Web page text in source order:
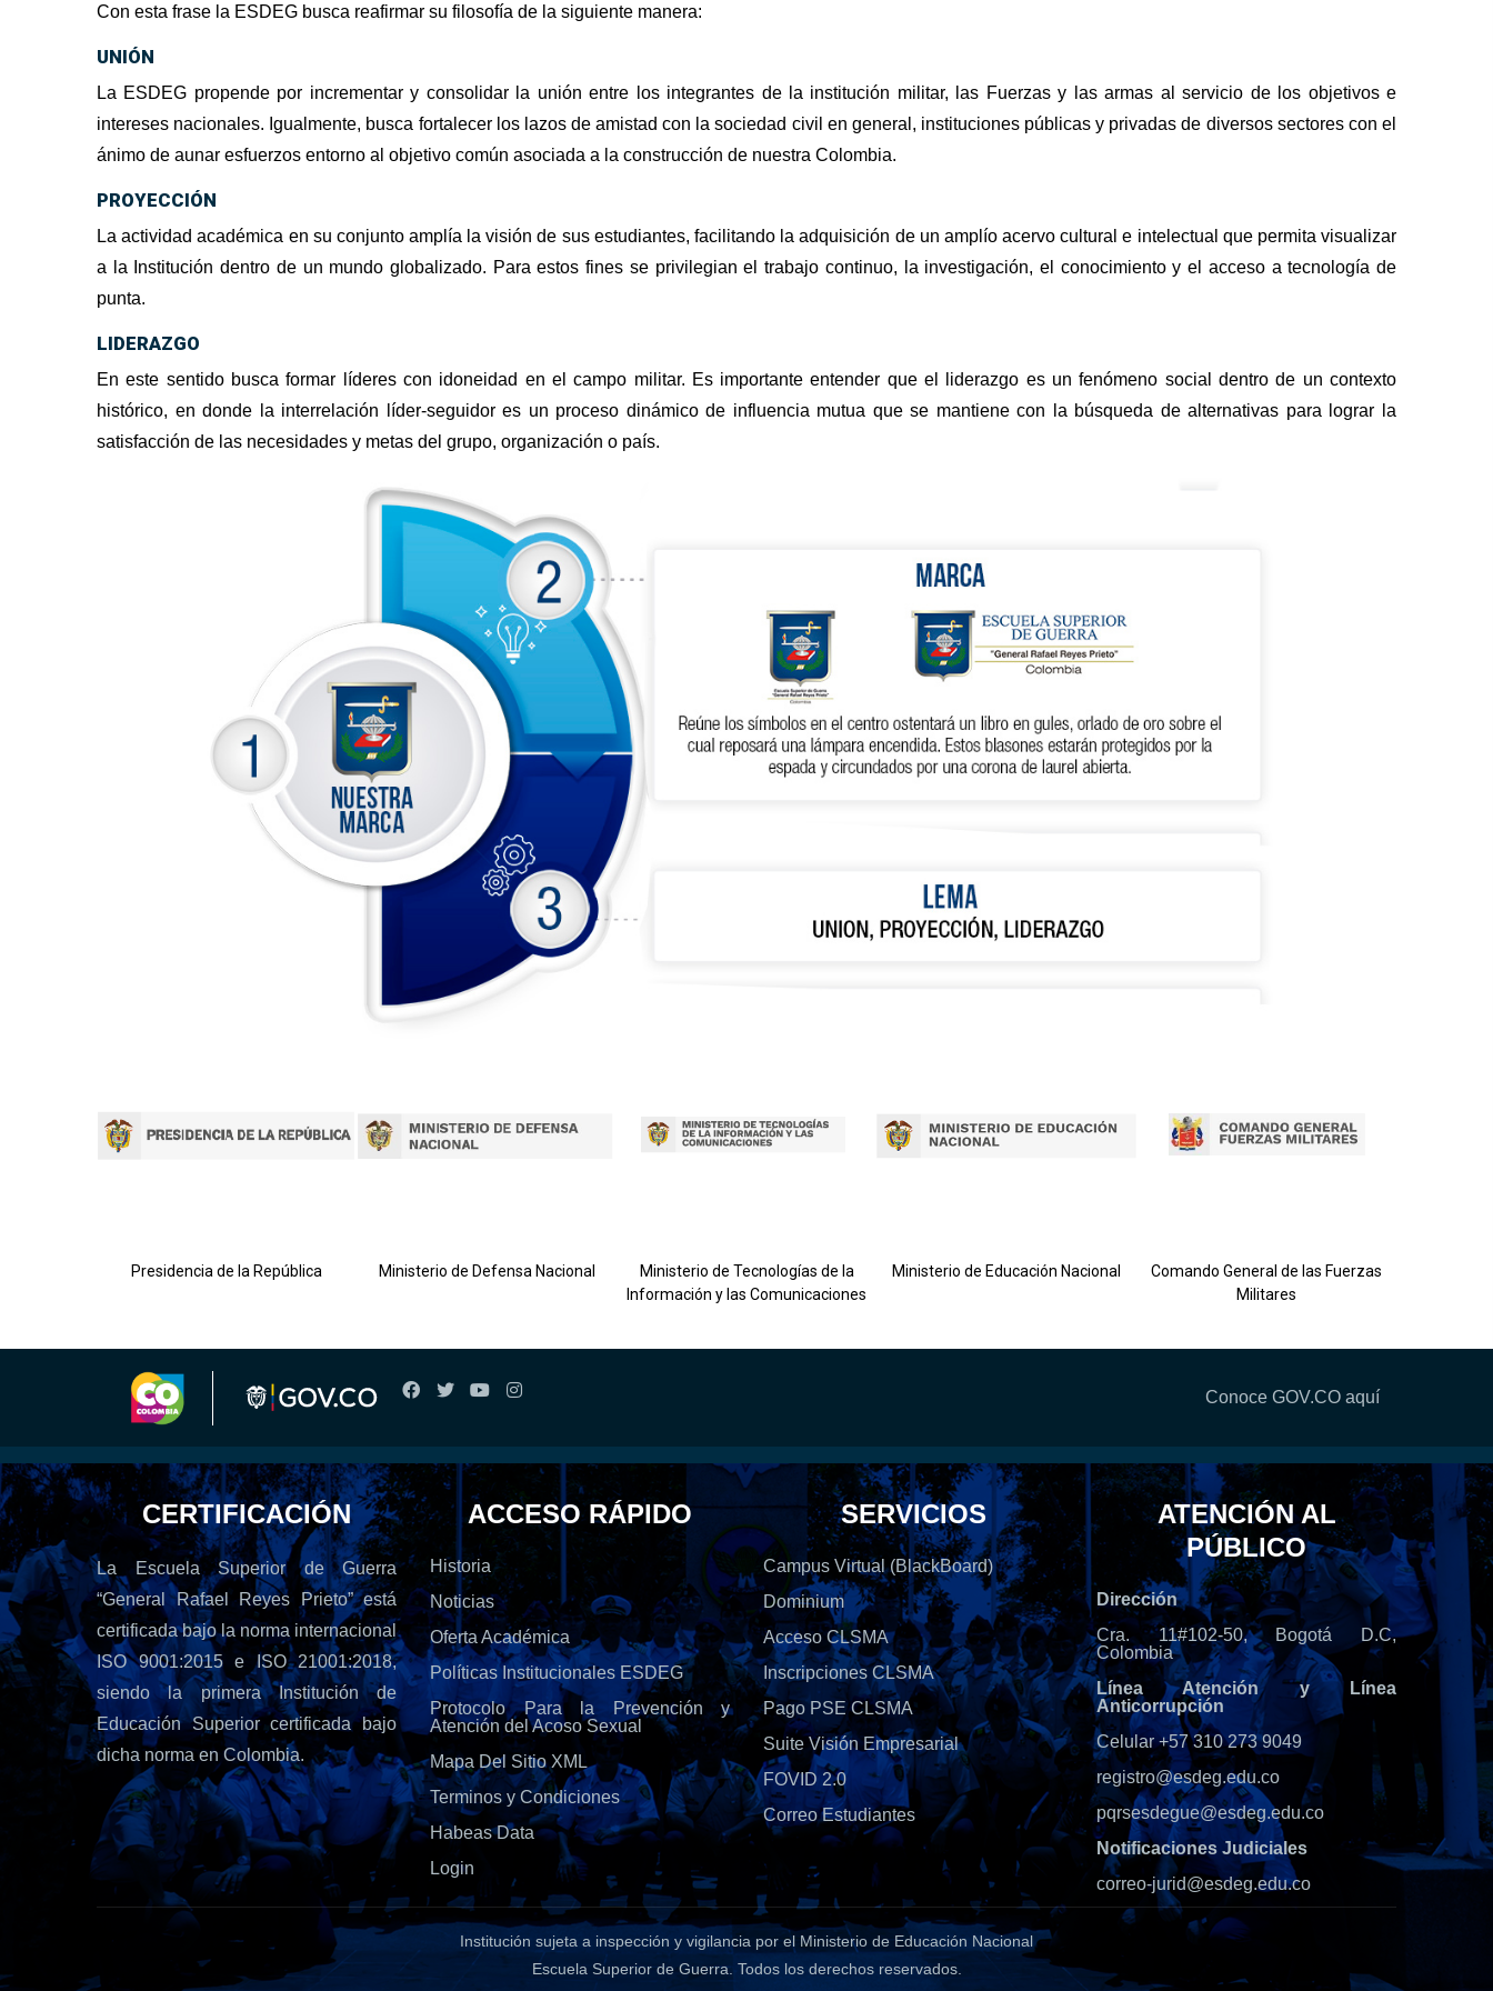
Con esta frase la ESDEG busca reafirmar su filosofía de la siguiente manera:
UNIÓN
La ESDEG propende por incrementar y consolidar la unión entre los integrantes de la institución militar, las Fuerzas y las armas al servicio de los objetivos e
intereses nacionales. Igualmente, busca fortalecer los lazos de amistad con la sociedad civil en general, instituciones públicas y privadas de diversos sectores con el
ánimo de aunar esfuerzos entorno al objetivo común asociada a la construcción de nuestra Colombia.
PROYECCIÓN
La actividad académica en su conjunto amplía la visión de sus estudiantes, facilitando la adquisición de un amplío acervo cultural e intelectual que permita visualizar
a la Institución dentro de un mundo globalizado. Para estos fines se privilegian el trabajo continuo, la investigación, el conocimiento y el acceso a tecnología de
punta.
LIDERAZGO
En este sentido busca formar líderes con idoneidad en el campo militar. Es importante entender que el liderazgo es un fenómeno social dentro de un contexto
histórico, en donde la interrelación líder-seguidor es un proceso dinámico de influencia mutua que se mantiene con la búsqueda de alternativas para lograr la
satisfacción de las necesidades y metas del grupo, organización o país.
Presidencia de la República
Ministerio de Defensa Nacional
Ministerio de Tecnologías de la
Información y las Comunicaciones
Ministerio de Educación Nacional
Comando General de las Fuerzas
Militares
Conoce GOV.CO aquí
CERTIFICACIÓN
La Escuela Superior de Guerra
“General Rafael Reyes Prieto” está
certificada bajo la norma internacional
ISO 9001:2015 e ISO 21001:2018,
siendo la primera Institución de
Educación Superior certificada bajo
dicha norma en Colombia.
ACCESO RÁPIDO
Historia
Noticias
Oferta Académica
Políticas Institucionales ESDEG
Protocolo Para la Prevención y
Atención del Acoso Sexual
Mapa Del Sitio XML
Terminos y Condiciones
Habeas Data
Login
SERVICIOS
Campus Virtual (BlackBoard)
Dominium
Acceso CLSMA
Inscripciones CLSMA
Pago PSE CLSMA
Suite Visión Empresarial
FOVID 2.0
Correo Estudiantes
ATENCIÓN AL
PÚBLICO
Dirección
Cra. 11#102-50, Bogotá D.C,
Colombia
Línea Atención y Línea
Anticorrupción
Celular +57 310 273 9049
registro@esdeg.edu.co
pqrsesdegue@esdeg.edu.co
Notificaciones Judiciales
correo-jurid@esdeg.edu.co
Institución sujeta a inspección y vigilancia por el Ministerio de Educación Nacional
Escuela Superior de Guerra. Todos los derechos reservados.